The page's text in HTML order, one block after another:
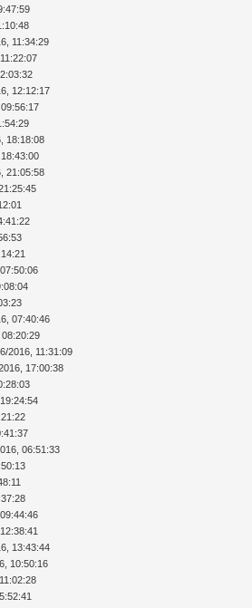
11:34:29
12:12:17
18:18:08
21:05:58
07:40:46
2016, 11:31:09
17:00:38
06:51:33
13:43:44
10:50:16